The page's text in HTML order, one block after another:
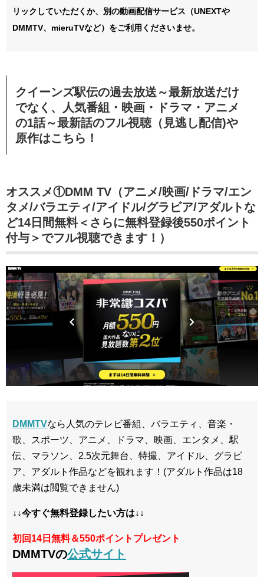
リックしていただくか、別の動画配信サービス（UNEXTや
DMMTV、mieruTVなど）をご利用くださいませ。
クイーンズ駅伝の過去放送～最新放送だけ
でなく、人気番組・映画・ドラマ・アニメ
の1話～最新話のフル視聴（見逃し配信)や
原作はこちら！
オススメ①DMM TV（アニメ/映画/ドラマ/エン
タメ/バラエティ/アイドル/グラビア/アダルトな
ど14日間無料＜さらに無料登録後550ポイント
付与＞でフル視聴できます！）
DMMTVなら人気のテレビ番組、バラエティ、音楽・
歌、スポーツ、アニメ、ドラマ、映画、エンタメ、駅
伝、マラソン、2.5次元舞台、特撮、アイドル、グラビ
ア、アダルト作品などを観れます！(アダルト作品は18
歳未満は閲覧できません)
↓↓今すぐ無料登録したい方は↓↓
初回14日無料＆550ポイントプレゼント
DMMTVの公式サイト